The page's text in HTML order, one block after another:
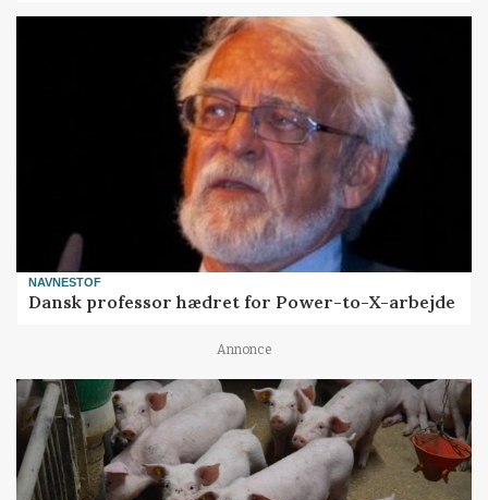
NAVNESTOF
Dansk professor hædret for Power-to-X-arbejde
Annonce